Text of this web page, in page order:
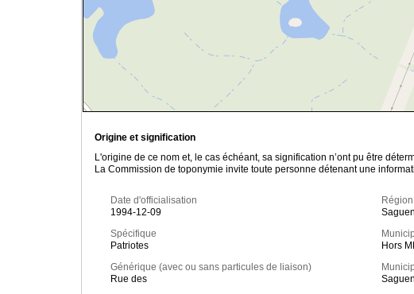
Origine et signification
L'origine de ce nom et, le cas échéant, sa signification n’ont pu être
La Commission de toponymie invite toute personne détenant une
Date d'officialisation
1994-12-09
Spécifique
Patriotes
Générique (avec ou sans particules de liaison)
Rue des
Hors